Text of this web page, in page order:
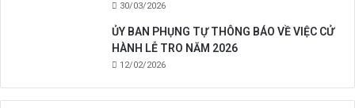
30/03/2026
ỦY BAN PHỤNG TỰ THÔNG BÁO VỀ VIỆC CỬ
HÀNH LỄ TRO NĂM 2026
12/02/2026